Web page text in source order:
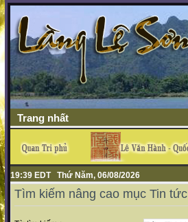
Trang nhất
19:39 EDT Thứ Năm, 06/08/2026
Tìm kiếm nâng cao mục Tin tức